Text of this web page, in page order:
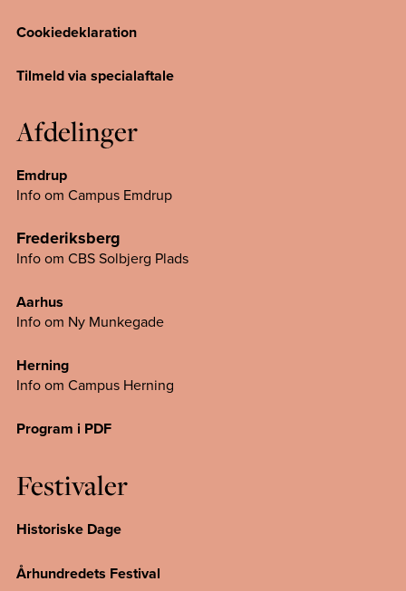
Cookiedeklaration
Tilmeld via specialaftale
Afdelinger
Emdrup
Info om Campus Emdrup
Frederiksberg
Info om CBS Solbjerg Plads
Aarhus
Info om Ny Munkegade
Herning
Info om Campus Herning
Program i PDF
Festivaler
Historiske Dage
Århundredets Festival